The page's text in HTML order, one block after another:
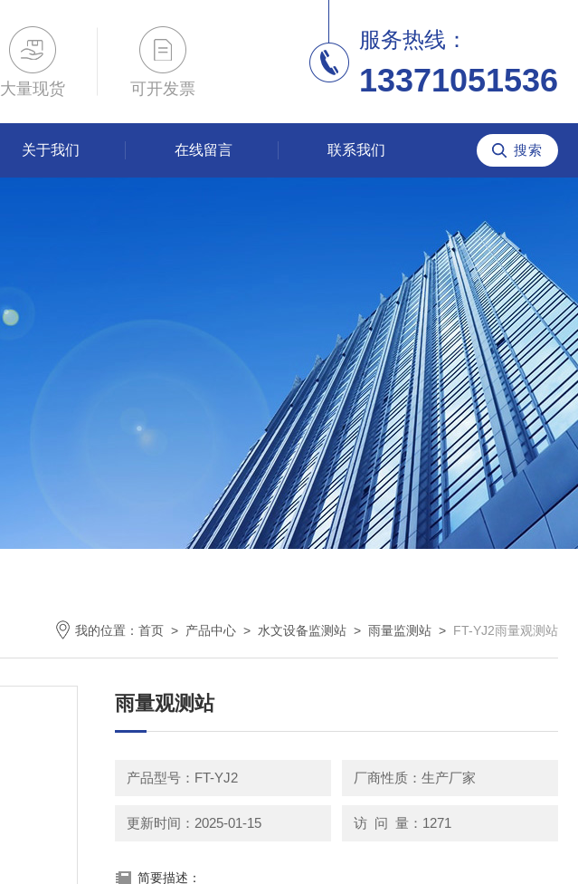
大量现货 可开发票
服务热线：
13371051536
关于我们 在线留言 联系我们
我的位置： 首页 > 产品中心 > 水文设备监测站 > 雨量监测站 > FT-YJ2雨量观测站
雨量观测站
产品型号：FT-YJ2 厂商性质：生产厂家
更新时间：2025-01-15 访 问 量：1271
简要描述：